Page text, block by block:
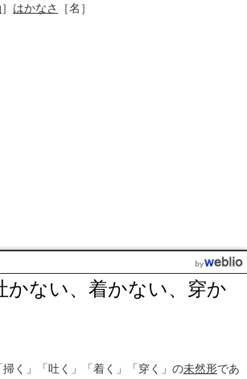
］ はかなさ ［名］
かない、着かない、穿か
掃く」「吐く」「着く」「穿く」の未然形であ